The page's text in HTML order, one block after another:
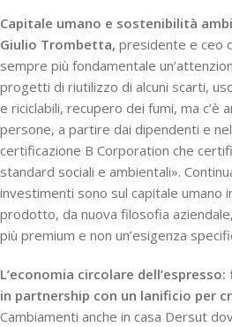
Capitale umano e sostenibilità
Giulio Trombetta, presidente e ceo
sempre più fondamentale
progetti di riutilizzo di alcuni scarti,
e riciclabili, recupero dei fumi, ma c’è
persone, a partire dai dipendenti e
certificazione B Corporation che
standard sociali e ambientali».
investimenti sono sul capitale umano
prodotto, da nuova filosofia
più premium e non un’esigenza
L’economia circolare
in partnership con un lanificio per
Cambiamenti anche in casa Dersut